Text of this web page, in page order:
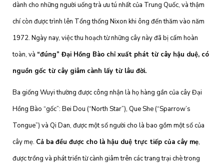
dành cho những người uống trà ưu tú nhất của Trung Quốc, và thậm
chí còn được trình lên Tổng thống Nixon khi ông đến thăm vào năm
1972. Ngày nay, việc thu hoạch từ những cây này đã bị cấm hoàn
toàn, và “đúng” Đại Hồng Bào chỉ xuất phát từ cây hậu duệ, có
nguồn gốc từ cây giâm cành lấy từ lâu đời.
Ba giống Wuyi thường được công nhận là họ hàng gần của cây Đại
Hồng Bào “gốc”: Bei Dou (“North Star”), Que She (“Sparrow’s
Tongue”) và Qi Dan, được một số người cho là bao gồm một số của
cây mẹ. Cả ba đều được cho là hậu duệ trực tiếp của cây mẹ,
được trồng và phát triển từ cành giâm trên các trang trại chè trong